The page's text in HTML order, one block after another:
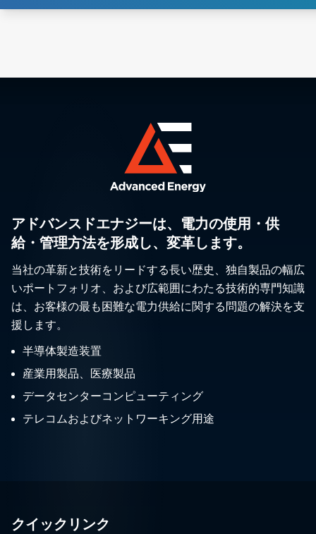
アドバンスドエナジーは、電力の使用・供
給・管理方法を形成し、変革します。
当社の革新と技術をリードする長い歴史、独自製品の幅広
いポートフォリオ、および広範囲にわたる技術的専門知識
は、お客様の最も困難な電力供給に関する問題の解決を支
援します。
半導体製造装置
産業用製品、医療製品
データセンターコンピューティング
テレコムおよびネットワーキング用途
クイックリンク